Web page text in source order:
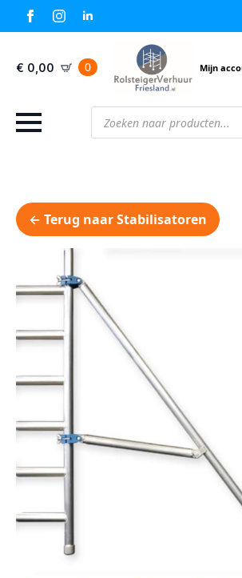
€ 0,00 0 Mijn
Producten
zoeken
← Terug naar Stabilisatoren